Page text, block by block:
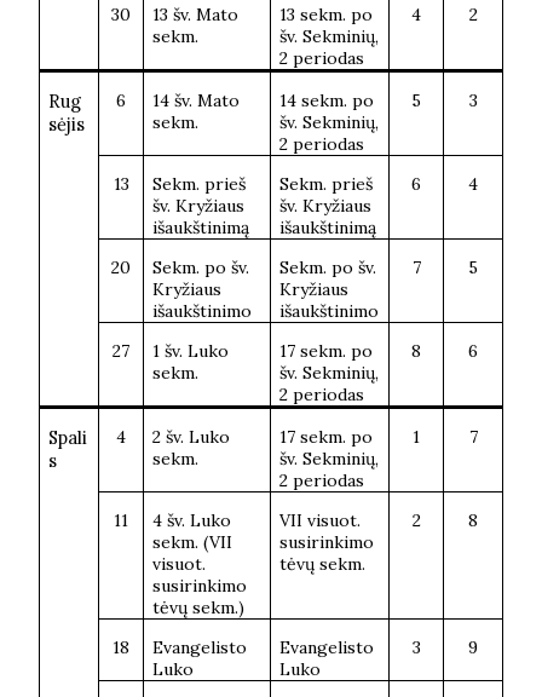
30
13 šv. Mato
sekm.
13 sekm. po
šv. Sekminių,
2 periodas
4 2
Rug
sėjis
6
14 šv. Mato
sekm.
14 sekm. po
šv. Sekminių,
2 periodas
5 3
13
Sekm. prieš
šv. Kryžiaus
išaukštinimą
Sekm. prieš
šv. Kryžiaus
išaukštinimą
6 4
20
Sekm. po šv.
Kryžiaus
išaukštinimo
Sekm. po šv.
Kryžiaus
išaukštinimo
7 5
27
1 šv. Luko
sekm.
17 sekm. po
šv. Sekminių,
2 periodas
8 6
Spali
s
4
2 šv. Luko
sekm.
17 sekm. po
šv. Sekminių,
2 periodas
1 7
11
4 šv. Luko
sekm. (VII
visuot.
susirinkimo
tėvų sekm.)
VII visuot.
susirinkimo
tėvų sekm.
2 8
18
Evangelisto
Luko
Evangelisto
Luko
3 9